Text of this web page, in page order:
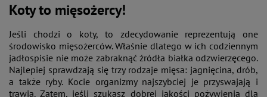
Koty to mięsożercy!
Jeśli chodzi o koty, to zdecydowanie reprezentują one
środowisko mięsożerców. Właśnie dlatego w ich codziennym
jadłospisie nie może zabraknąć źródła białka odzwierzęcego.
Najlepiej sprawdzają się trzy rodzaje mięsa: jagnięcina, drób,
a także ryby. Kocie organizmy najszybciej je przyswajają i
trawią. Zatem, jeśli szukasz dobrej jakości pożywienia dla